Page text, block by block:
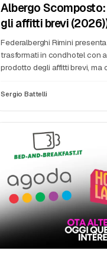
Albergo
gli affitti brevi
Federalberghi Rimini
trasformati in condhotel con
prodotto degli affitti brevi, ma
Sergio Battelli